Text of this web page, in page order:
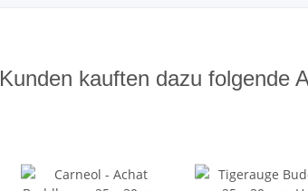
Kunden kauften dazu folgende